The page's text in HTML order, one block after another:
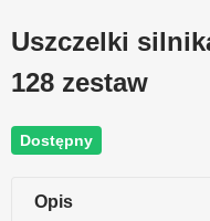
Uszczelki
128 zestaw
Dostępny
Opis